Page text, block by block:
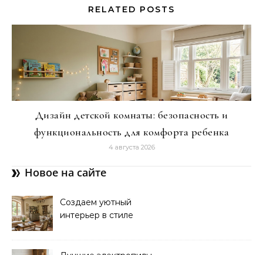
RELATED POSTS
Дизайн детской комнаты: безопасность и
функциональность для комфорта ребенка
4 августа 2026
Новое на сайте
Создаем уютный
интерьер в стиле